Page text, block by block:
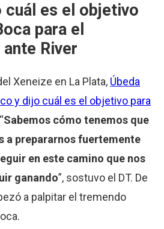
cuál es el objetivo
para el
River
Xeneize en La Plata, Úbeda
y dijo cuál es el objetivo para
Sabemos cómo tenemos que
a prepararnos fuertemente
en este camino que nos
ganando”, sostuvo el DT. De
a palpitar el tremendo